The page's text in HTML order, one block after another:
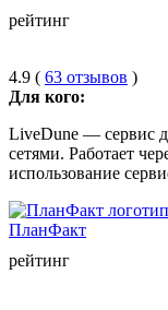
рейтинг
4.9 ( 63 отзывов )
Для кого:
LiveDune — сервис
сетями. Работает
использование
ПланФакт
рейтинг